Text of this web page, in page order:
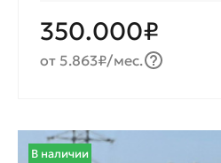
350.000₽
от 5.863₽/мес.
В наличии